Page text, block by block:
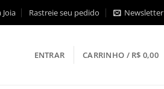
Joia Rastreie seu pedido Newsletter
ENTRAR CARRINHO / R$ 0,00